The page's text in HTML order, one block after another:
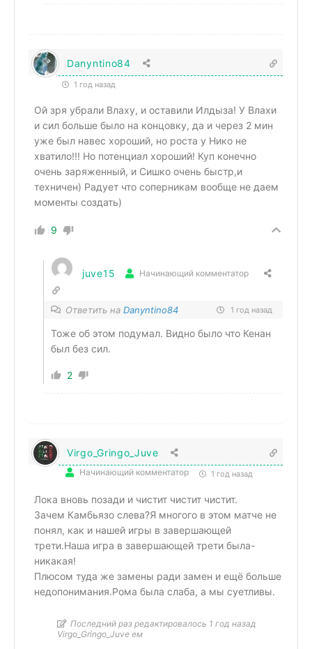
Danyntino84
1 год назад
Ой зря убрали Влаху, и оставили Илдыза! У Влахи
и сил больше было на концовку, да и через 2 мин
уже был навес хороший, но роста у Нико не
хватило!!! Но потенциал хороший! Куп конечно
очень заряженный, и Сишко очень быстр,и
техничен) Радует что соперникам вообще не даем
моменты создать)
9
juve15 Начинающий комментатор
Ответить на Danyntino84 1 год назад
Тоже об этом подумал. Видно было что Кенан
был без сил.
2
Virgo_Gringo_Juve
Начинающий комментатор 1 год назад
Лока вновь позади и чистит чистит чистит.
Зачем Камбьязо слева?Я многого в этом матче не
понял, как и нашей игры в завершающей
трети.Наша игра в завершающей трети была-
никакая!
Плюсом туда же замены ради замен и ещё больше
недопонимания.Рома была слаба, а мы суетливы.
Последний раз редактировалось 1 год назад
Virgo_Gringo_Juve ем